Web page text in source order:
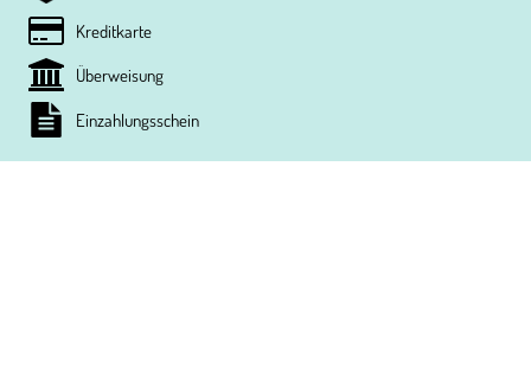
Kreditkarte
Überweisung
Einzahlungsschein